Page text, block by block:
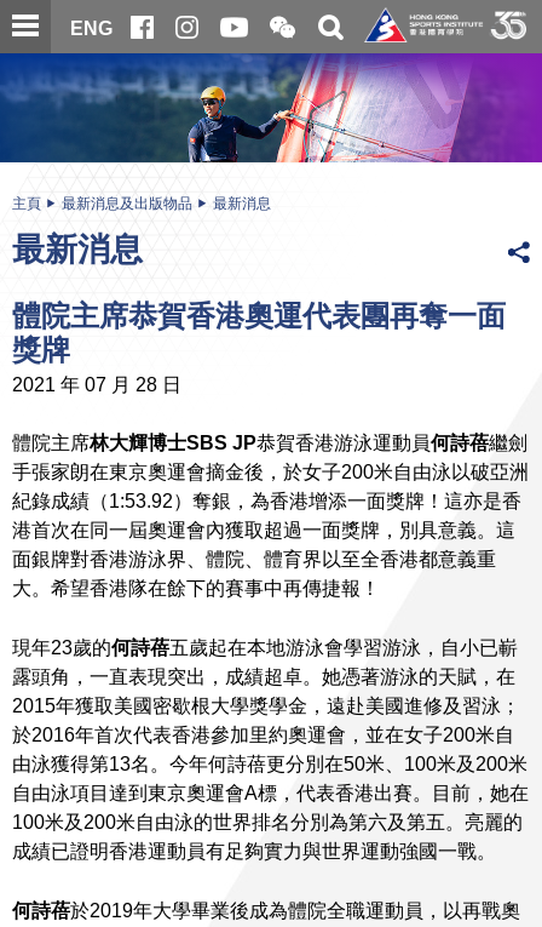
跳
至
內
ENG
開
合
微
信
二
維
碼
關
搜
尋
内
主頁 最新消息及出版物品 最新消息
最新消息
體院主席恭賀香港奧運代表團再奪一面
獎牌
2021 年 07 月 28 日
體院主席林大輝博士SBS JP恭賀香港游泳運動員何詩蓓繼劍
手張家朗在東京奧運會摘金後，於女子200米自由泳以破亞洲
紀錄成績（1:53.92）奪銀，為香港增添一面獎牌！這亦是香
港首次在同一屆奧運會內獲取超過一面獎牌，別具意義。這
面銀牌對香港游泳界、體院、體育界以至全香港都意義重
大。希望香港隊在餘下的賽事中再傳捷報！
現年23歲的何詩蓓五歲起在本地游泳會學習游泳，自小已嶄
露頭角，一直表現突出，成績超卓。她憑著游泳的天賦，在
2015年獲取美國密歇根大學獎學金，遠赴美國進修及習泳；
於2016年首次代表香港參加里約奧運會，並在女子200米自
由泳獲得第13名。今年何詩蓓更分別在50米、100米及200米
自由泳項目達到東京奧運會A標，代表香港出賽。目前，她在
100米及200米自由泳的世界排名分別為第六及第五。亮麗的
成績已證明香港運動員有足夠實力與世界運動強國一戰。
何詩蓓於2019年大學畢業後成為體院全職運動員，以再戰奧